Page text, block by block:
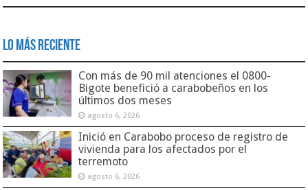
Lo Más Reciente
Con más de 90 mil atenciones el 0800-
Bigote benefició a carabobeños en los
últimos dos meses
agosto 6, 2026
Inició en Carabobo proceso de registro de
vivienda para los afectados por el
terremoto
agosto 6, 2026